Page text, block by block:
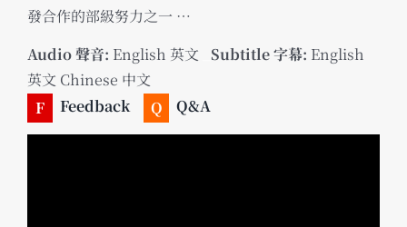
發合作的部級努力之一 …
Audio 聲音: English 英文 Subtitle 字幕: English
英文 Chinese 中文
F
Feedback Q Q&A